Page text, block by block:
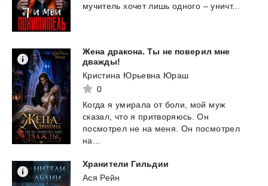
мучитель хочет лишь одного – уничт...
Жена дракона. Ты не поверил мне
дважды!
Кристина Юрьевна Юраш
0
Когда я умирала от боли, мой муж
сказал, что я притворяюсь. Он
посмотрел не на меня. Он посмотрел
на...
Хранители Гильдии
Ася Рейн